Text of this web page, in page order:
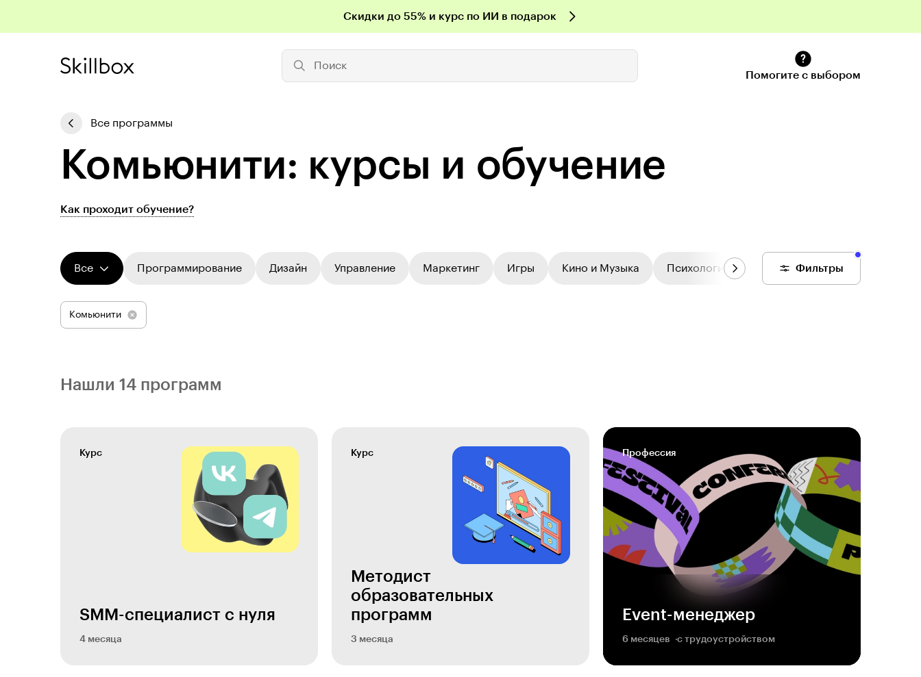
Скидки до 55% и курс по ИИ в подарок
Поиск
Помогите с выбором
Все программы
Комьюнити: курсы и обучение
Как проходит обучение?
Фильтры
Все Программирование Дизайн Управление Маркетинг Игры Кино и Музыка Психология Цифровой колледж
Комьюнити
Нашли 14 программ
Курс
SMM-специалист с нуля
4 месяца
Курс
Методист
образовательных
программ
3 месяца
Профессия
Event-менеджер
6 месяцев с трудоустройством